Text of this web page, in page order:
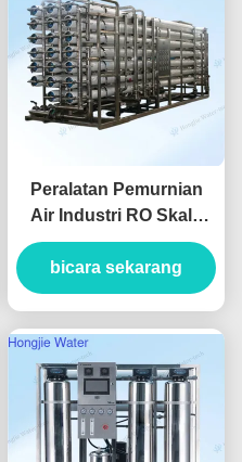
Peralatan Pemurnian
Air Industri RO Skala
Besar 130m3/H
380V/220V
bicara sekarang